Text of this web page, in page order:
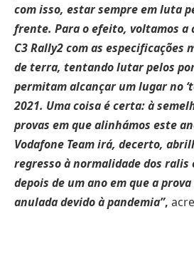
com isso, estar sempre em luta
frente. Para o efeito, voltamos a
C3 Rally2 com as especificações
de terra, tentando lutar pelos
permitam alcançar um lugar no
2021. Uma coisa é certa: à
provas em que alinhámos este
Vodafone Team irá, decerto,
regresso à normalidade dos ralis
depois de um ano em que a
anulada devido à pandemia”,